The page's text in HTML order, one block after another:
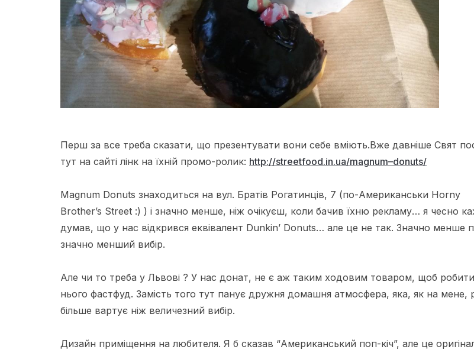
Перш за все треба сказати, що презентувати вони себе вміють.Вже давніше Свят
тут на сайті лінк на їхній промо-ролик: http://streetfood.in.ua/magnum–donuts/
Magnum Donuts знаходиться на вул. Братів Рогатинців, 7 (по-Американськи Horny
Brother’s Street :) ) і значно менше, ніж очікуєш, коли бачив їхню рекламу… я чесно
думав, що у нас відкрився еквівалент Dunkin’ Donuts… але це не так. Значно менше
значно менший вибір.
Але чи то треба у Львові ? У нас донат, не є аж таким ходовим товаром, щоб
нього фастфуд. Замість того тут панує дружня домашня атмосфера, яка, як на мене,
більше вартує ніж величезний вибір.
Дизайн приміщення на любителя. Я б сказав “Американський поп-кіч”, але це